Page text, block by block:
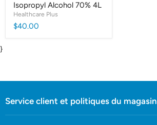
Isopropyl Alcohol 70% 4L
Healthcare Plus
$40.00
}
Service client et politiques du magasin